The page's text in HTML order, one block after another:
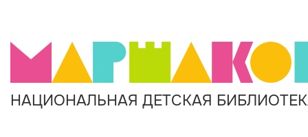
НАЦИОНАЛЬНАЯ ДЕТСКАЯ